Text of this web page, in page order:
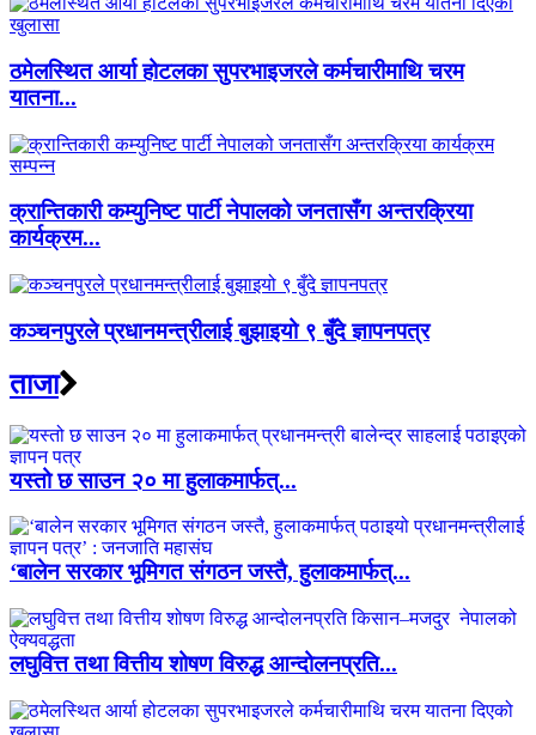
ठमेलस्थित आर्या होटलका सुपरभाइजरले कर्मचारीमाथि चरम
यातना...
क्रान्तिकारी कम्युनिष्ट पार्टी नेपालको जनतासँग अन्तरक्रिया
कार्यक्रम...
कञ्चनपुरले प्रधानमन्त्रीलाई बुझाइयो ९ बुँदे ज्ञापनपत्र
ताजा
यस्तो छ साउन २० मा हुलाकमार्फत्...
‘बालेन सरकार भूमिगत संगठन जस्तै, हुलाकमार्फत्...
लघुवित्त तथा वित्तीय शोषण विरुद्ध आन्दोलनप्रति...